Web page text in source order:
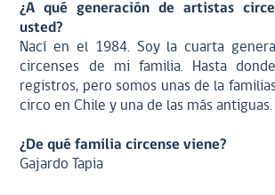
¿A qué generación de artistas
usted?
Nací en el 1984. Soy la cuarta
circenses de mi familia. Hasta
registros, pero somos unas de la
circo en Chile y una de las más antiguas.
¿De qué familia circense viene?
Gajardo Tapia